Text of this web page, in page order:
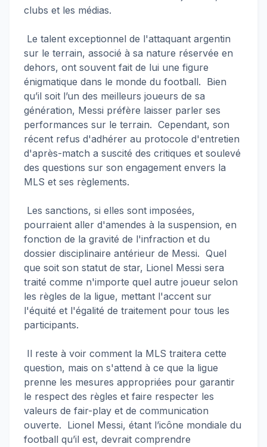
clubs et les médias.
Le talent exceptionnel de l'attaquant argentin
sur le terrain, associé à sa nature réservée en
dehors, ont souvent fait de lui une figure
énigmatique dans le monde du football. Bien
qu’il soit l’un des meilleurs joueurs de sa
génération, Messi préfère laisser parler ses
performances sur le terrain. Cependant, son
récent refus d'adhérer au protocole d'entretien
d'après-match a suscité des critiques et soulevé
des questions sur son engagement envers la
MLS et ses règlements.
Les sanctions, si elles sont imposées,
pourraient aller d'amendes à la suspension, en
fonction de la gravité de l'infraction et du
dossier disciplinaire antérieur de Messi. Quel
que soit son statut de star, Lionel Messi sera
traité comme n'importe quel autre joueur selon
les règles de la ligue, mettant l'accent sur
l'équité et l'égalité de traitement pour tous les
participants.
Il reste à voir comment la MLS traitera cette
question, mais on s'attend à ce que la ligue
prenne les mesures appropriées pour garantir
le respect des règles et faire respecter les
valeurs de fair-play et de communication
ouverte. Lionel Messi, étant l’icône mondiale du
football qu’il est, devrait comprendre